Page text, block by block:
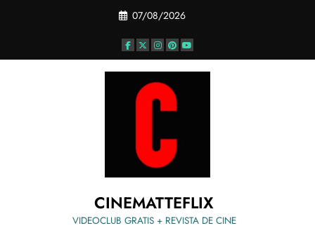
07/08/2026
CINEMATTEFLIX
VIDEOCLUB GRATIS + REVISTA DE CINE